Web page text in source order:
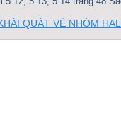
QUÁT VỀ NHÓM